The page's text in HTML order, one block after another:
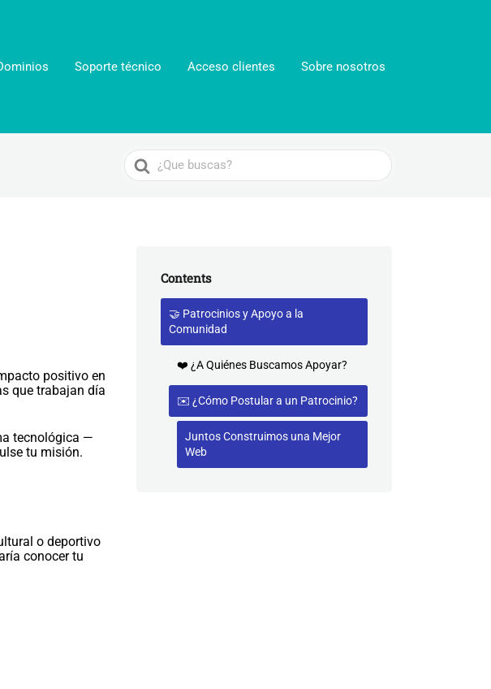
Soporte técnico Acceso clientes Sobre nosotros
Search
For
positivo en
que trabajan día
tecnológica —
tu misión.
o deportivo
conocer tu
Contents
🤝 Patrocinios y Apoyo a la
Comunidad
❤️ ¿A Quiénes Buscamos Apoyar?
✉️ ¿Cómo Postular a un Patrocinio?
Juntos Construimos una Mejor
Web